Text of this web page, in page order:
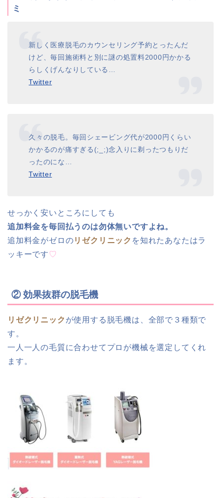
ミ
新しく医療脱毛のカウンセリング予約とったんだ
けど、毎回施術料と別に謎の処置料2000円かかる
らしくげんなりしている…
Twitter
久々の脱毛。毎回シェービング代が2000円くらい
かかるのが痛すぎる(;_;)念入りに剃ったつもりだ
ったのにな…
Twitter
せっかく安いところにしても
追加料金を毎回払うのは勿体無いですよね。
追加料金がゼロのリゼクリニック を知れたあなたはラ
ッキーです♡
② 効果抜群の脱毛機
リゼクリニック が使用する脱毛機は、全部で３種類で
す。
一人一人の毛質に合わせてプロが機械を選定してくれ
ます。